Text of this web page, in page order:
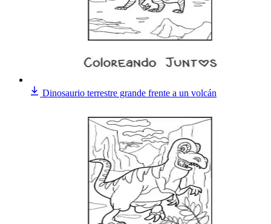
Dinosaurio terrestre grande frente a un volcán